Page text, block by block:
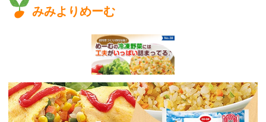
みみよりめーむ